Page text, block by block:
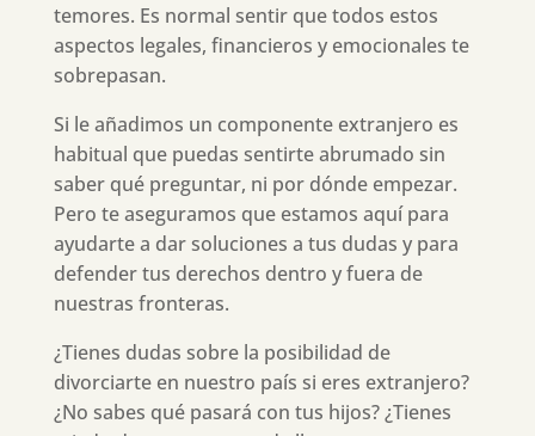
temores. Es normal sentir que todos estos
aspectos legales, financieros y emocionales te
sobrepasan.
Si le añadimos un componente extranjero es
habitual que puedas sentirte abrumado sin
saber qué preguntar, ni por dónde empezar.
Pero te aseguramos que estamos aquí para
ayudarte a dar soluciones a tus dudas y para
defender tus derechos dentro y fuera de
nuestras fronteras.
¿Tienes dudas sobre la posibilidad de
divorciarte en nuestro país si eres extranjero?
¿No sabes qué pasará con tus hijos? ¿Tienes